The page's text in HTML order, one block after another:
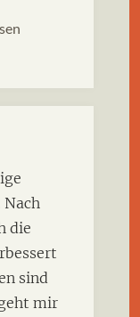
die
sind
mir